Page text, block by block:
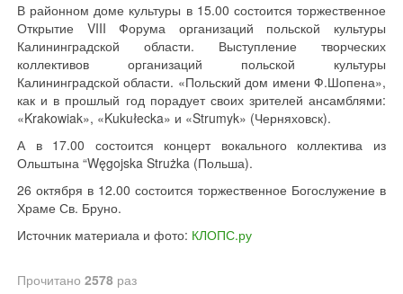
В районном доме культуры в 15.00 состоится торжественное
Открытие VIII Форума организаций польской культуры
Калининградской области. Выступление творческих
коллективов организаций польской культуры
Калининградской области. «Польский дом имени Ф.Шопена»,
как и в прошлый год порадует своих зрителей ансамблями:
«Krakowiak», «Kukułecka» и «Strumyk» (Черняховск).
А в 17.00 состоится концерт вокального коллектива из
Ольштына “Węgojska Strużka (Польша).
26 октября в 12.00 состоится торжественное Богослужение в
Храме Св. Бруно.
Источник материала и фото: КЛОПС.ру
Прочитано 2578 раз